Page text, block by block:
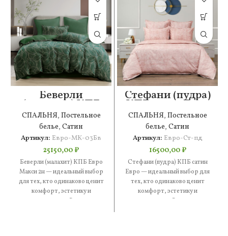
Беверли
(малахит) КПБ
Евро Макси 2н
СПАЛЬНЯ, Постельное
белье, Сатин
Артикул: Евро-МК-03Бв
25150,00₽
Беверли (малахит) КПБ Евро
Макси 2н — идеальный выбор
для тех, кто одинаково ценит
комфорт, эстетику и
практичность. В составе
Стефани (пудра)
КПБ сатин Евро
СПАЛЬНЯ, Постельное
белье, Сатин
Артикул: Евро-Ст-пд
16500,00₽
Стефани (пудра) КПБ сатин
Евро — идеальный выбор для
тех, кто одинаково ценит
комфорт, эстетику и
практичность. В составе —